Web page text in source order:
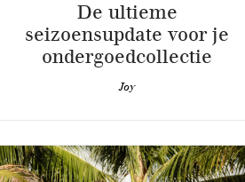
De ultieme
seizoensupdate voor je
ondergoedcollectie
Joy